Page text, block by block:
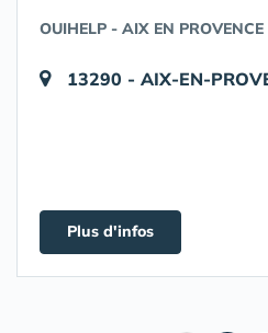
OUIHELP - AIX EN
13290 - AIX-EN-
Plus d'infos